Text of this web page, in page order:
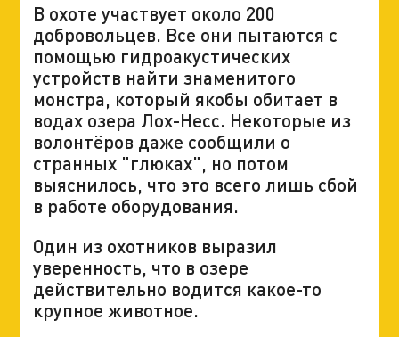
В охоте участвует около 200
добровольцев. Все они пытаются с
помощью гидроакустических
устройств найти знаменитого
монстра, который якобы обитает в
водах озера Лох-Несс. Некоторые из
волонтёров даже сообщили о
странных "глюках", но потом
выяснилось, что это всего лишь сбой
в работе оборудования.
Один из охотников выразил
уверенность, что в озере
действительно водится какое-то
крупное животное.